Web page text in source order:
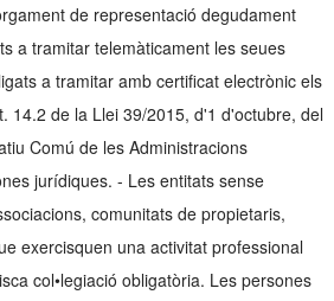
de representació degudament
a tramitar telemàticament les seues
a tramitar amb certificat electrònic els
14.2 de la Llei 39/2015, d'1 d'octubre, del
Comú de les Administracions
jurídiques. - Les entitats sense
comunitats de propietaris,
exercisquen una activitat professional
col•legiació obligatòria. Les persones